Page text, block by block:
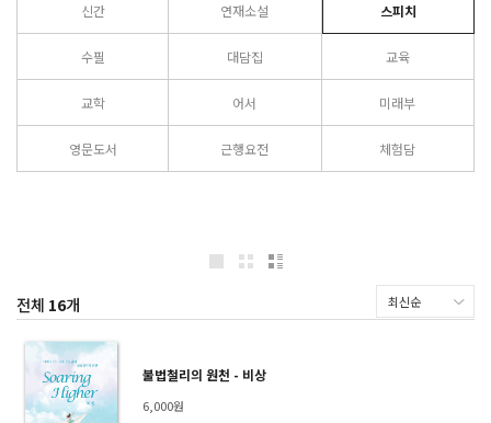
신간 연재소설 스피치
수필 대담집 교육
교학 어서 미래부
영문도서 근행요전 체험담
전체 16개
불법철리의 원천 - 비상
6,000원